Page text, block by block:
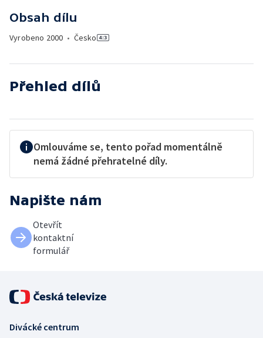
Obsah dílu
Vyrobeno 2000 • Česko
Přehled dílů
Omlouváme se, tento pořad momentálně
nemá žádné přehratelné díly.
Napište nám
Otevřít
kontaktní
formulář
Divácké centrum